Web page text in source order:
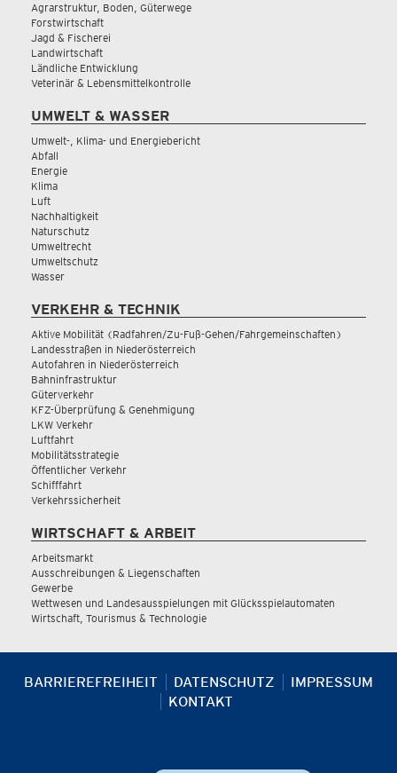
Agrarstruktur, Boden, Güterwege
Forstwirtschaft
Jagd & Fischerei
Landwirtschaft
Ländliche Entwicklung
Veterinär & Lebensmittelkontrolle
UMWELT & WASSER
Umwelt-, Klima- und Energiebericht
Abfall
Energie
Klima
Luft
Nachhaltigkeit
Naturschutz
Umweltrecht
Umweltschutz
Wasser
VERKEHR & TECHNIK
Aktive Mobilität (Radfahren/Zu-Fuß-Gehen/Fahrgemeinschaften)
Landesstraßen in Niederösterreich
Autofahren in Niederösterreich
Bahninfrastruktur
Güterverkehr
KFZ-Überprüfung & Genehmigung
LKW Verkehr
Luftfahrt
Mobilitätsstrategie
Öffentlicher Verkehr
Schifffahrt
Verkehrssicherheit
WIRTSCHAFT & ARBEIT
Arbeitsmarkt
Ausschreibungen & Liegenschaften
Gewerbe
Wettwesen und Landesausspielungen mit Glücksspielautomaten
Wirtschaft, Tourismus & Technologie
BARRIEREFREIHEIT DATENSCHUTZ
IMPRESSUM
KONTAKT